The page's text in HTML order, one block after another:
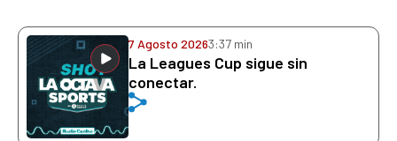
7 Agosto 20263:37 min
La Leagues Cup sigue sin
conectar.